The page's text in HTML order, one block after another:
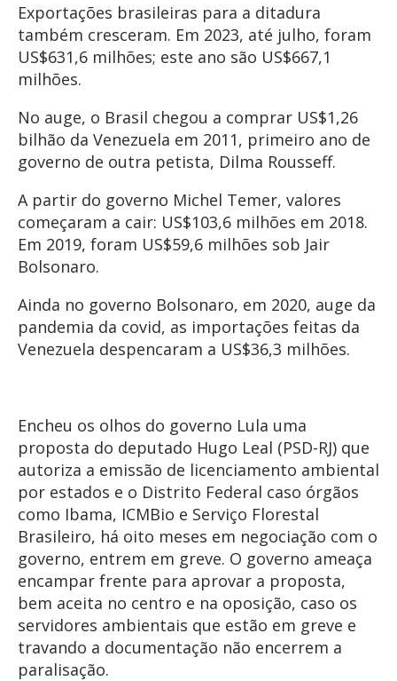
Exportações brasileiras para a ditadura
também cresceram. Em 2023, até julho, foram
US$631,6 milhões; este ano são US$667,1
milhões.
No auge, o Brasil chegou a comprar US$1,26
bilhão da Venezuela em 2011, primeiro ano de
governo de outra petista, Dilma Rousseff.
A partir do governo Michel Temer, valores
começaram a cair: US$103,6 milhões em 2018.
Em 2019, foram US$59,6 milhões sob Jair
Bolsonaro.
Ainda no governo Bolsonaro, em 2020, auge da
pandemia da covid, as importações feitas da
Venezuela despencaram a US$36,3 milhões.
Encheu os olhos do governo Lula uma
proposta do deputado Hugo Leal (PSD-RJ) que
autoriza a emissão de licenciamento ambiental
por estados e o Distrito Federal caso órgãos
como Ibama, ICMBio e Serviço Florestal
Brasileiro, há oito meses em negociação com o
governo, entrem em greve. O governo ameaça
encampar frente para aprovar a proposta,
bem aceita no centro e na oposição, caso os
servidores ambientais que estão em greve e
travando a documentação não encerrem a
paralisação.